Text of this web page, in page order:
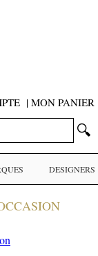
| MON PANIER
🔍
DESIGNERS